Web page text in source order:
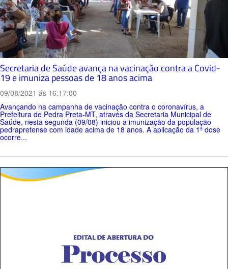
Secretaria de Saúde avança na vacinação contra a Covid-
19 e imuniza pessoas de 18 anos acima
09/08/2021 ás 16:17:00
Avançando na campanha de vacinação contra o coronavírus, a
Prefeitura de Pedra Preta-MT, através da Secretaria Municipal de
Saúde, nesta segunda (09/08) iniciou a imunização da população
pedrapretense com idade acima de 18 anos. A aplicação da 1ª dose
ocorre...